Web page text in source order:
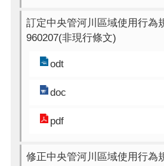
訂定中央管河川區域使用行為
960207(非現行條文)
odt
doc
pdf
修正中央管河川區域使用行為